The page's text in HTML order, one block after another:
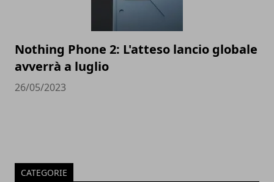
Nothing Phone 2: L'atteso lancio globale
avverrà a luglio
26/05/2023
CATEGORIE